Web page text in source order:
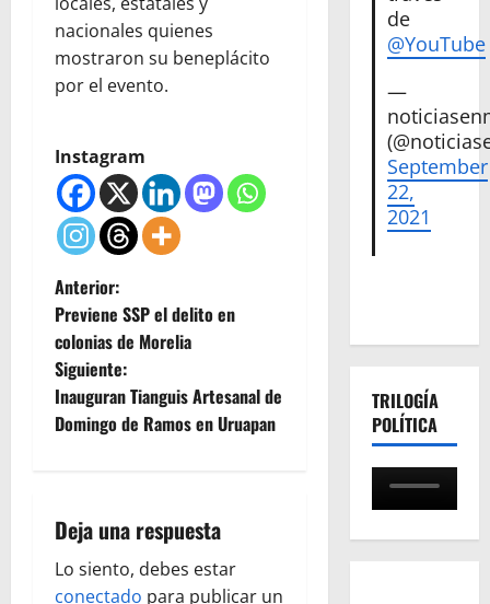
nacionales quienes
mostraron su beneplácito
por el evento.
Instagram
N
a
v
e
a
c
Anterior:
Previene SSP el delito en
colonias de Morelia
Siguiente:
Inauguran Tianguis Artesanal de
Domingo de Ramos en Uruapan
Deja una respuesta
Lo siento, debes estar
conectado para publicar un
de
@YouTube
—
September
22,
2021
TRILOGÍA
POLÍTICA